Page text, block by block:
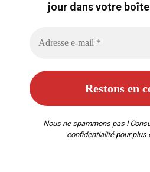
jour dans votre
Nous ne spammons pas !
confidentialitépour plus